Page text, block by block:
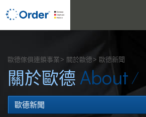
歐德傢俱連鎖事業 關於歐德 歐德新聞
關於歐德 About
歐德新聞